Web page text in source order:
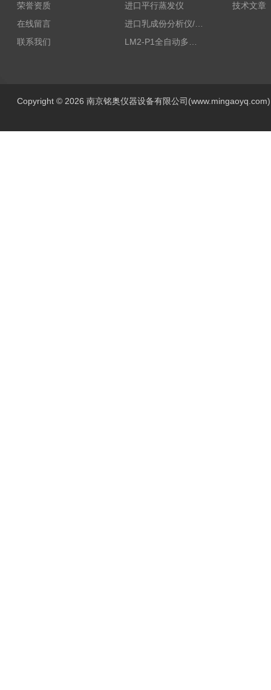
荣誉资质
在线留言
联系我们
进口平行蒸发仪
进口乳成份分析仪/乳品分析仪
技术文章
Copyright © 2026 南京铭奥仪器设备有限公司